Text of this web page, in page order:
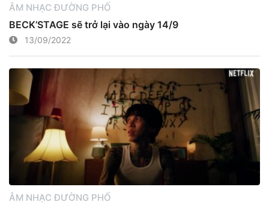
ÂM NHẠC ĐƯỜNG PHỐ
BECK’STAGE sẽ trở lại vào ngày 14/9
13/09/2022
ÂM NHẠC ĐƯỜNG PHỐ